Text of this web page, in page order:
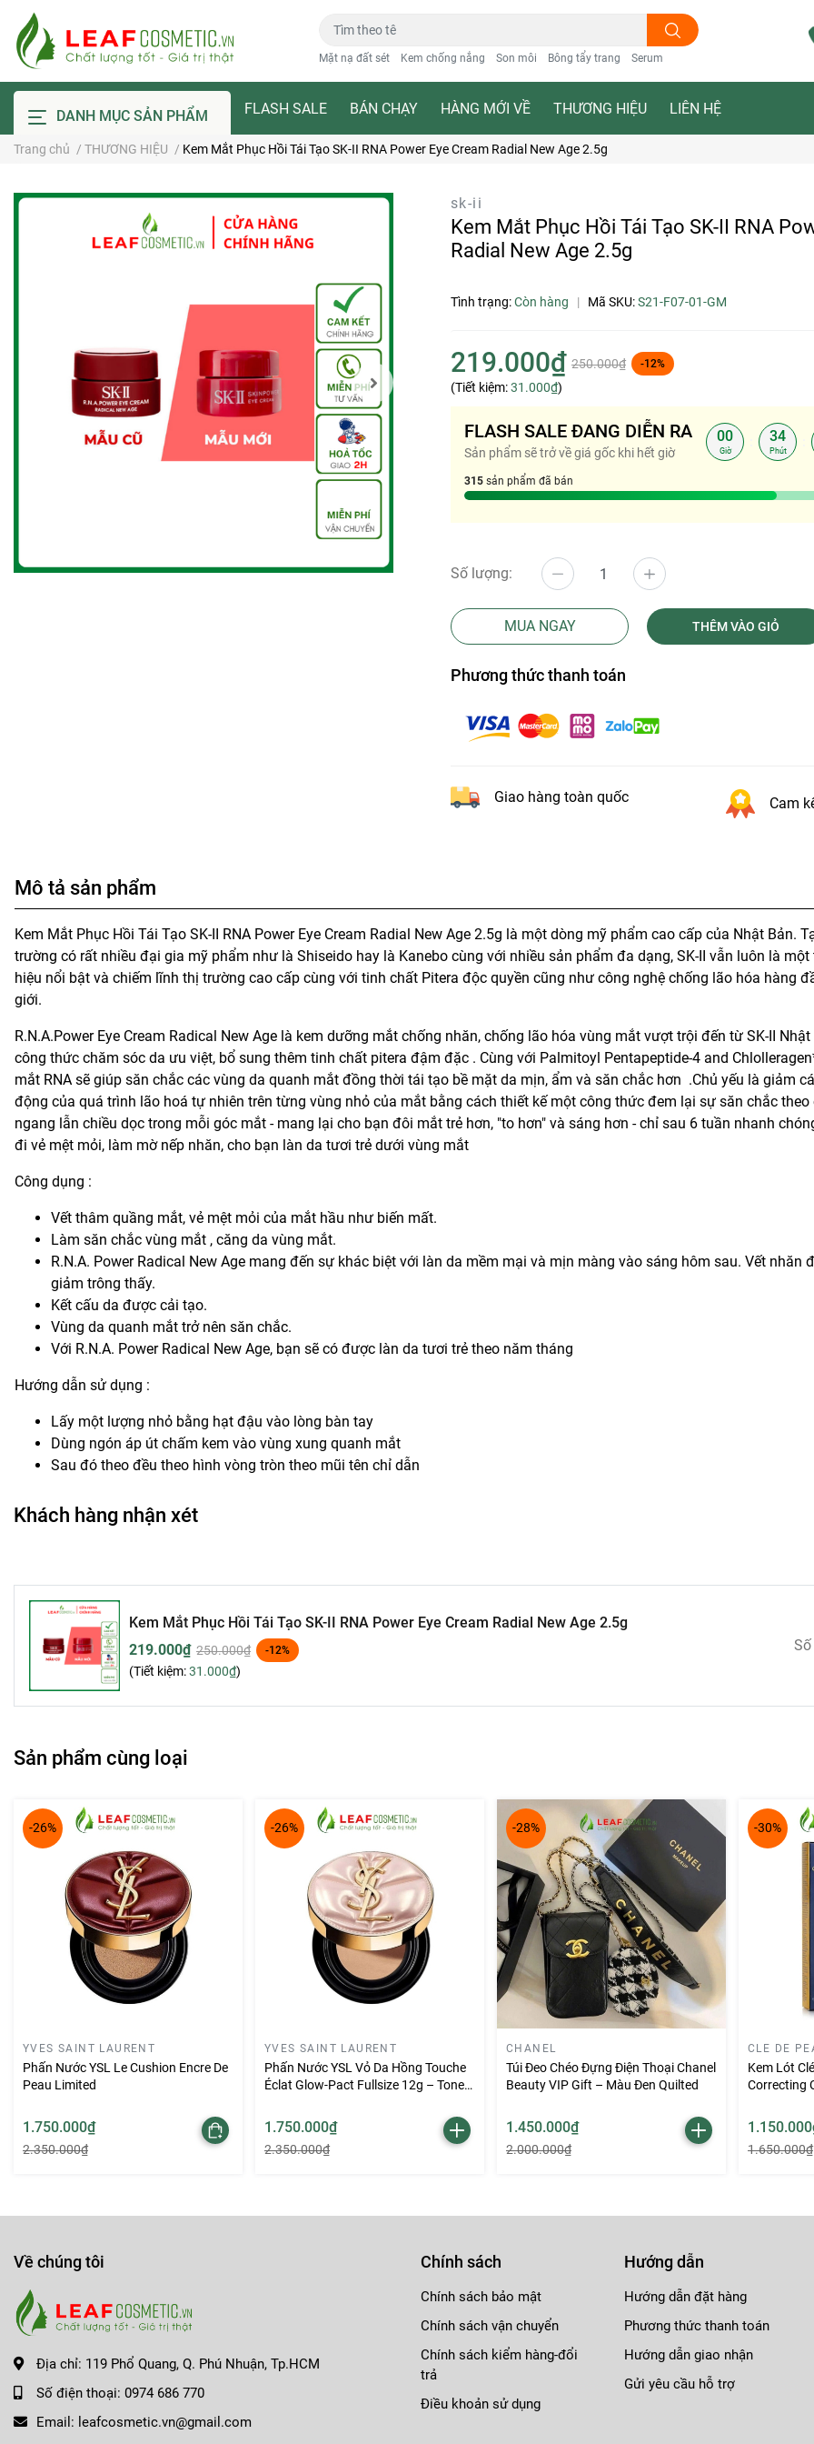
Mặt nạ đất sét Kem chống nắng Son môi Bông tẩy trang Serum
DANH MỤC SẢN PHẨM FLASH SALE BÁN CHẠY HÀNG MỚI VỀ THƯƠNG HIỆU LIÊN HỆ
Trang chủ / THƯƠNG HIỆU / Kem Mắt Phục Hồi Tái Tạo SK-II RNA Power Eye Cream Radial New Age 2.5g
sk-ii
Kem Mắt Phục Hồi Tái Tạo SK-II RNA
Radial New Age 2.5g
Tình trạng:Còn hàng | Mã SKU:S21-F07-01-GM
219.000₫ 250.000₫ -12%
(Tiết kiệm:31.000₫)
FLASH SALE ĐANG DIỄN RA
Sản phẩm sẽ trở về giá gốc khi hết giờ
00
Giờ
34
Phút
315 sản phẩm đã bán
Số lượng:
MUA NGAY THÊM VÀO GIỎ
Phương thức thanh toán
Giao hàng toàn quốc Cam
Mô tả sản phẩm
Kem Mắt Phục Hồi Tái Tạo SK-II RNA Power Eye Cream Radial New Age 2.5g là một dòng mỹ phẩm cao cấp của Nhật Bản.
trường có rất nhiều đại gia mỹ phẩm như là Shiseido hay là Kanebo cùng với nhiều sản phẩm đa dạng, SK-II vẫn luôn là
hiệu nổi bật và chiếm lĩnh thị trường cao cấp cùng với tinh chất Pitera độc quyền cũng như công nghệ chống lão hóa hàng
giới.
R.N.A.Power Eye Cream Radical New Age là kem dưỡng mắt chống nhăn, chống lão hóa vùng mắt vượt trội đến từ SK-II Nhật
công thức chăm sóc da ưu việt, bổ sung thêm tinh chất pitera đậm đặc . Cùng với Palmitoyl Pentapeptide-4 and
mắt RNA sẽ giúp săn chắc các vùng da quanh mắt đồng thời tái tạo bề mặt da mịn, ẩm và săn chắc hơn .Chủ yếu là giảm
động của quá trình lão hoá tự nhiên trên từng vùng nhỏ của mắt bằng cách thiết kế một công thức đem lại sự săn chắc theo
ngang lẫn chiều dọc trong mỗi góc mắt - mang lại cho bạn đôi mắt trẻ hơn, "to hơn" và sáng hơn - chỉ sau 6 tuần nhanh
đi vẻ mệt mỏi, làm mờ nếp nhăn, cho bạn làn da tươi trẻ dưới vùng mắt
Công dụng :
Vết thâm quầng mắt, vẻ mệt mỏi của mắt hầu như biến mất.
Làm săn chắc vùng mắt , căng da vùng mắt.
R.N.A. Power Radical New Age mang đến sự khác biệt với làn da mềm mại và mịn màng vào sáng hôm sau. Vết nhăn
giảm trông thấy.
Kết cấu da được cải tạo.
Vùng da quanh mắt trở nên săn chắc.
Với R.N.A. Power Radical New Age, bạn sẽ có được làn da tươi trẻ theo năm tháng
Hướng dẫn sử dụng :
Lấy một lượng nhỏ bằng hạt đậu vào lòng bàn tay
Dùng ngón áp út chấm kem vào vùng xung quanh mắt
Sau đó theo đều theo hình vòng tròn theo mũi tên chỉ dẫn
Khách hàng nhận xét
Kem Mắt Phục Hồi Tái Tạo SK-II RNA Power Eye Cream Radial New Age 2.5g
219.000₫ 250.000₫ -12%
(Tiết kiệm:31.000₫)
Sản phẩm cùng loại
-26%
YVES SAINT LAURENT
Phấn Nước YSL Le Cushion Encre De
Peau Limited
1.750.000₫
2.350.000₫
-26%
YVES SAINT LAURENT
Phấn Nước YSL Vỏ Da Hồng Touche
Éclat Glow-Pact Fullsize 12g – Tone
1.750.000₫
2.350.000₫
-28%
CHANEL
Túi Đeo Chéo Đựng Điện Thoại Chanel
Beauty VIP Gift – Màu Đen Quilted
1.450.000₫
2.000.000₫
-30%
CLE DE
Kem Lót
Correcting
1.650.000₫
Về chúng tôi
Địa chỉ: 119 Phổ Quang, Q. Phú Nhuận, Tp.HCM
Số điện thoại: 0974 686 770
Email: leafcosmetic.vn@gmail.com
Chính sách
Chính sách bảo mật
Chính sách vận chuyển
Chính sách kiểm hàng-đổi
trả
Điều khoản sử dụng
Hướng dẫn
Hướng dẫn đặt hàng
Phương thức thanh toán
Hướng dẫn giao nhận
Gửi yêu cầu hỗ trợ